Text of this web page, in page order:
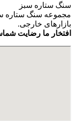
سنگ ستاره سبز
مجموعه سنگ ستاره
بازارهای خارجی.
افتخار ما رضایت